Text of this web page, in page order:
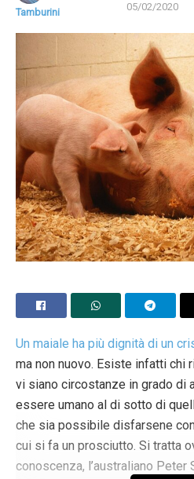
Tamburini
05/02/2020
Un maiale ha più dignità di un
ma non nuovo. Esiste infatti chi
vi siano circostanze in grado di
essere umano al di sotto di
che sia possibile disfarsene
cui si fa un prosciutto. Si tratta
conoscenza, l’australiano Peter